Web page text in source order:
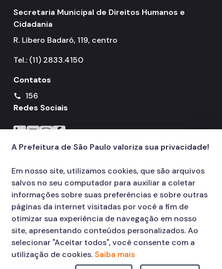
Secretaria Municipal de Direitos Humanos e
Cidadania
R. Libero Badaró, 119, centro
Tel.: (11) 2833.4150
Contatos
call
156
Redes Sociais
Icone do LinkedIn
Icone do YouTube
Icone do Instagram
Icone do Facebook
A Prefeitura de São Paulo valoriza sua privacidade!
Em nosso site, utilizamos cookies, que são arquivos
salvos no seu computador para auxiliar a coletar
informações sobre suas preferências e sobre outras
páginas da internet visitadas por você a fim de
otimizar sua experiência de navegação em nosso
site, apresentando conteúdos personalizados. Ao
selecionar "Aceitar todos", você consente com a
utilização de cookies. Saiba mais